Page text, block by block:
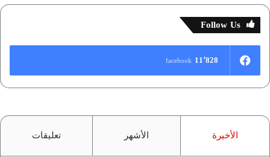
Follow Us
11٬828 facebook
الأخيرة الأشهر تعليقات